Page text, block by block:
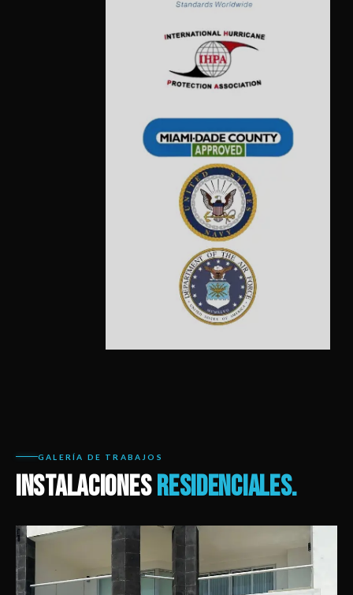
GALERÍA DE TRABAJOS
INSTALACIONESRESIDENCIALES.